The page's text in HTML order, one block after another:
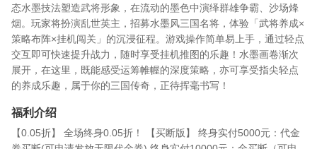
态水墨技法塑造武将形象，在流动的墨色中演绎群雄争霸、沙场烽
烟。玩家将扮演乱世英主，招募水墨风三国名将，体验「武将养成×
策略布阵×挂机闯关」的沉浸征程。游戏操作简单易上手，通过轻点
交互即可快速提升战力，随时享受挂机推图的乐趣！水墨画卷渐次
展开，在这里，既能感受运筹帷幄的深度策略，亦可享受指尖轻点
的养成乐趣，属于你的三国传奇，正待挥毫书写！
福利介绍
【0.05折】 全场终身0.05折！ 【买断版】 终身实付5000元：代金